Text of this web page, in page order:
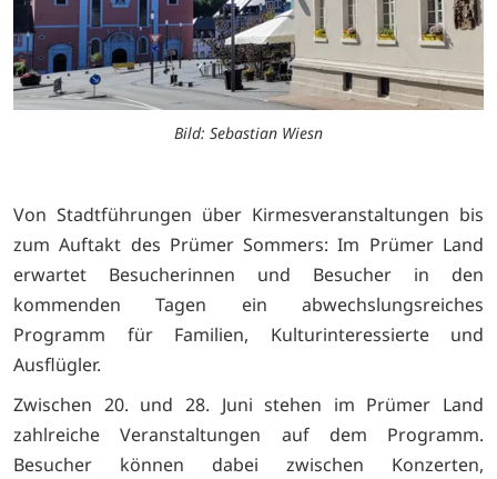
Bild: Sebastian Wiesn
Von Stadtführungen über Kirmesveranstaltungen bis
zum Auftakt des Prümer Sommers: Im Prümer Land
erwartet Besucherinnen und Besucher in den
kommenden Tagen ein abwechslungsreiches
Programm für Familien, Kulturinteressierte und
Ausflügler.
Zwischen 20. und 28. Juni stehen im Prümer Land
zahlreiche Veranstaltungen auf dem Programm.
Besucher können dabei zwischen Konzerten,